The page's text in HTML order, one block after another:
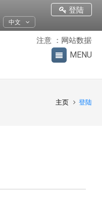
登陆
中文
注意 ：网站数据优
主页 登陆